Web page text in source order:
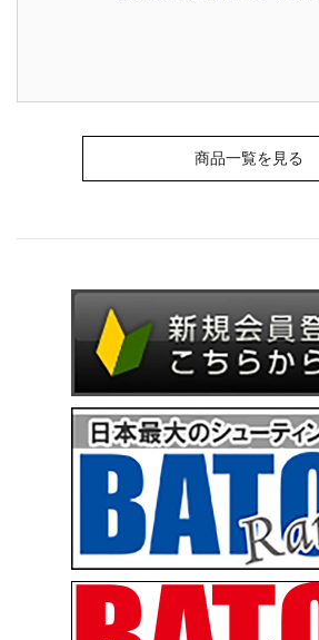
商品一覧を見る